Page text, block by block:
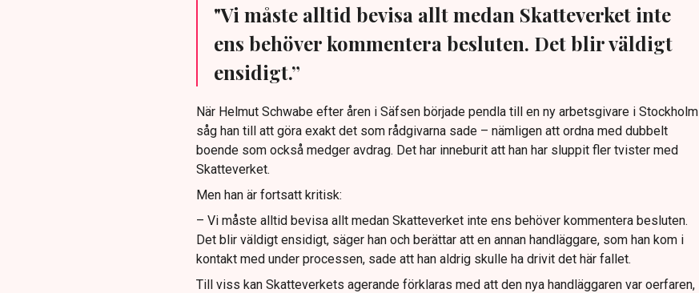
"Vi måste alltid bevisa allt medan Skatteverket inte
ens behöver kommentera besluten. Det blir väldigt
ensidigt.”
När Helmut Schwabe efter åren i Säfsen började pendla till en ny arbetsgivare i Stockholm
såg han till att göra exakt det som rådgivarna sade – nämligen att ordna med dubbelt
boende som också medger avdrag. Det har inneburit att han har sluppit fler tvister med
Skatteverket.
Men han är fortsatt kritisk:
– Vi måste alltid bevisa allt medan Skatteverket inte ens behöver kommentera besluten.
Det blir väldigt ensidigt, säger han och berättar att en annan handläggare, som han kom i
kontakt med under processen, sade att han aldrig skulle ha drivit det här fallet.
Till viss kan Skatteverkets agerande förklaras med att den nya handläggaren var oerfaren,